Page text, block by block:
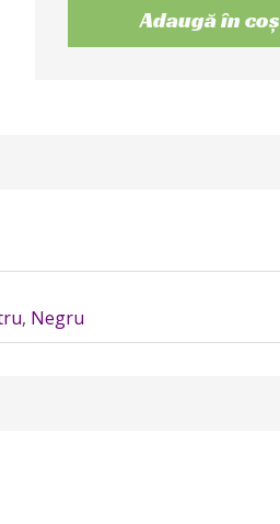
Adaugă în coș
, Negru